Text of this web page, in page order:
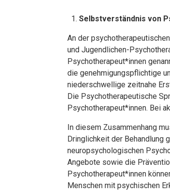
Selbstverständnis von
An der
und Jugendlichen-
Psychotherapeut*innen
die genehmigungspflichtige
niederschwellige zeitnahe
Die Psychotherapeutische
Psychotherapeut*innen. Bei
In diesem Zusammen­hang
Dringlichkeit der Behandlung
neuropsychologischen
Angebote sowie die
Psychotherapeut*innen
Menschen mit psychischen